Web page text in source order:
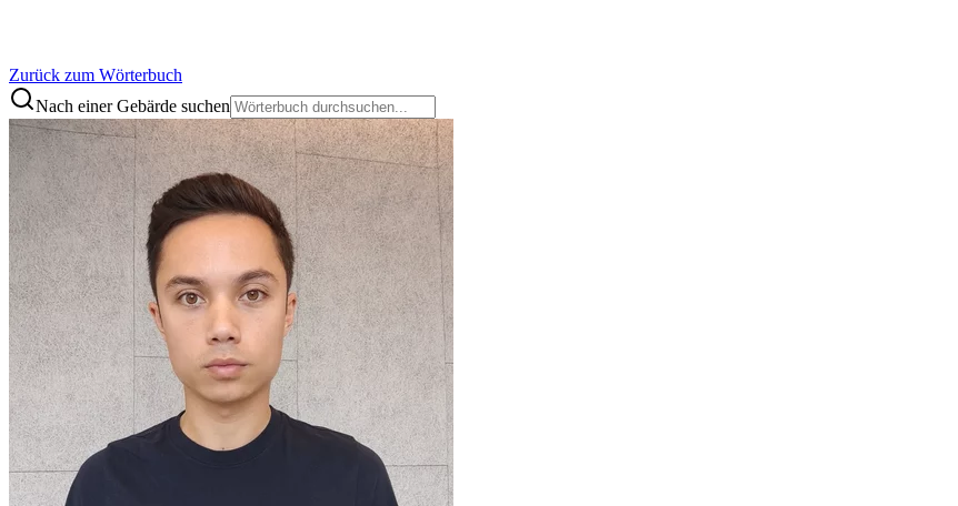
Zurück zum Wörterbuch
Nach einer Gebärde suchen